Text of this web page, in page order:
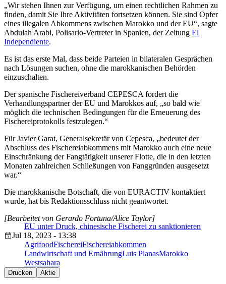
„Wir stehen Ihnen zur Verfügung, um einen rechtlichen Rahmen zu
finden, damit Sie Ihre Aktivitäten fortsetzen können. Sie sind Opfer
eines illegalen Abkommens zwischen Marokko und der EU“, sagte
Abdulah Arabi, Polisario-Vertreter in Spanien, der Zeitung El
Independiente.
Es ist das erste Mal, dass beide Parteien in bilateralen Gesprächen
nach Lösungen suchen, ohne die marokkanischen Behörden
einzuschalten.
Der spanische Fischereiverband CEPESCA fordert die
Verhandlungspartner der EU und Marokkos auf, „so bald wie
möglich die technischen Bedingungen für die Erneuerung des
Fischereiprotokolls festzulegen.“
Für Javier Garat, Generalsekretär von Cepesca, „bedeutet der
Abschluss des Fischereiabkommens mit Marokko auch eine neue
Einschränkung der Fangtätigkeit unserer Flotte, die in den letzten
Monaten zahlreichen Schließungen von Fanggründen ausgesetzt
war.“
Die marokkanische Botschaft, die von EURACTIV kontaktiert
wurde, hat bis Redaktionsschluss nicht geantwortet.
EU unter Druck, chinesische Fischerei zu sanktionieren
[Bearbeitet von Gerardo Fortuna/Alice Taylor]
Jul 18, 2023 - 13:38
AgrifoodFischereiFischereiabkommen
Landwirtschaft und ErnährungLuis PlanasMarokko
Westsahara
Drucken Aktie